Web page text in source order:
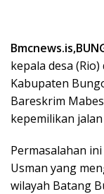
kepala desa
Kabupaten
Bareskrim
kepemilikan jalan
Permasalahan
Usman yang
wilayah Batang